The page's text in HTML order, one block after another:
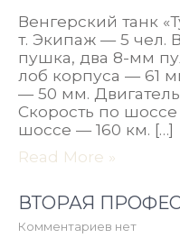
Венгерский танк
т. Экипаж — 5 чел.
пушка, два 8-мм
лоб корпуса — 61
— 50 мм.
Скорость по
шоссе — 160 км. […]
Read More »
ВТОРАЯ
Комментариев нет